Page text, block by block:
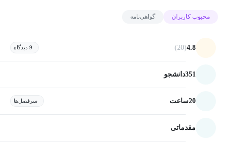
محبوب کاربران گواهی‌نامه
4.8
(20) 9 دیدگاه
351دانشجو
20ساعت سرفصل‌ها
مقدماتی